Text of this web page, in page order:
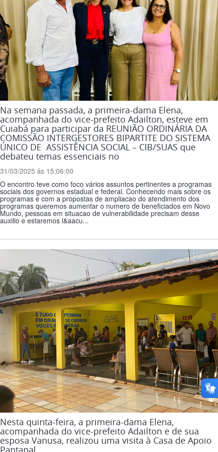
Na semana passada, a primeira-dama Elena,
acompanhada do vice-prefeito Adailton, esteve em
Cuiabá para participar da REUNIÃO ORDINÁRIA DA
COMISSÃO INTERGESTORES BIPARTITE DO SISTEMA
ÚNICO DE‬ ‭ ASSISTÊNCIA SOCIAL – CIB/SUAS que
debateu temas essenciais no
31/03/2025 ás 15:06:00
O encontro teve como foco vários assuntos pertinentes a programas
sociais dos governos estadual e federal. Conhecendo mais sobre os
programas e com a propostas de ampliacao do atendimento dos
programas queremos aumentar o numero de beneficiados em Novo
Mundo, pessoas em situacao de vulnerabilidade precisam desse
auxilio e estaremos l&aacu...
Nesta quinta-feira, a primeira-dama Elena,
acompanhada do vice-prefeito Adailton e de sua
esposa Vanusa, realizou uma visita à Casa de Apoio